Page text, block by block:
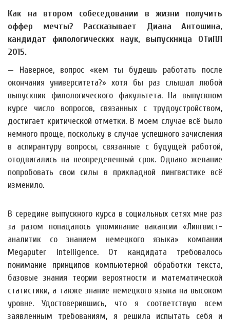
Как на втором собеседовании в жизни получить
оффер мечты? Рассказывает Диана Антошина,
кандидат филологических наук, выпускница ОТиПЛ
2015.
— Наверное, вопрос «кем ты будешь работать после
окончания университета?» хотя бы раз слышал любой
выпускник филологического факультета. На выпускном
курсе число вопросов, связанных с трудоустройством,
достигает критической отметки. В моем случае всё было
немного проще, поскольку в случае успешного зачисления
в аспирантуру вопросы, связанные с будущей работой,
отодвигались на неопределенный срок. Однако желание
попробовать свои силы в прикладной лингвистике всё
изменило.
В середине выпускного курса в социальных сетях мне раз
за разом попадалось упоминание вакансии «Лингвист-
аналитик со знанием немецкого языка» компании
Megaputer Intelligence. От кандидата требовалось
понимание принципов компьютерной обработки текста,
базовые знания теории вероятности и математической
статистики, а также знание немецкого языка на высоком
уровне. Удостоверившись, что я соответствую всем
заявленным требованиям, я решила испытать себя и